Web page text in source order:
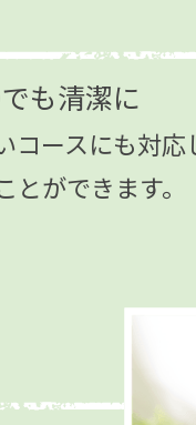
も清潔に
コースにも対応
ができます。